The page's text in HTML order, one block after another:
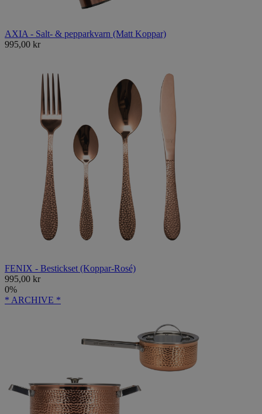
AXIA - Salt- & pepparkvarn (Matt Koppar)
995,00 kr
FENIX - Bestickset (Koppar-Rosé)
995,00 kr
0%
* ARCHIVE *